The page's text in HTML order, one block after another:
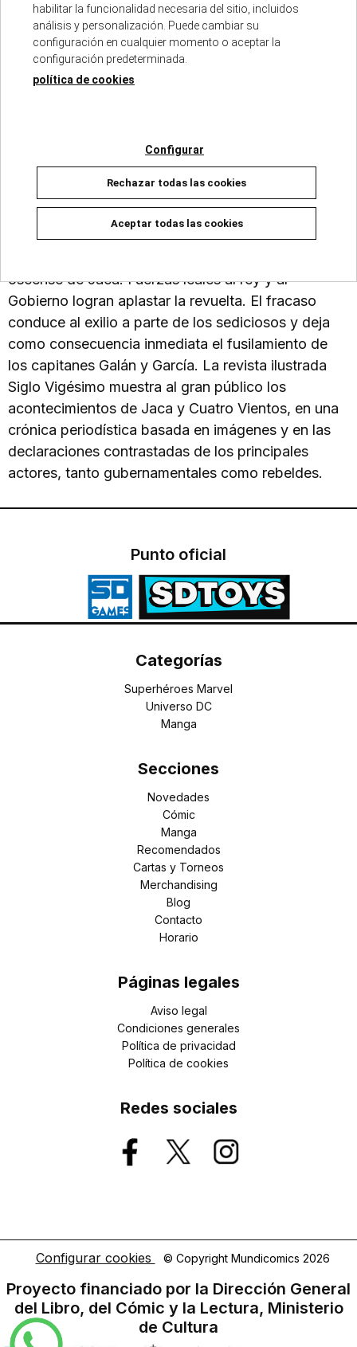
Autores : DANIEL TOMÁS - JUANARETE - JUANRA
FERNÁNDEZ
Número de páginas : 63
Colección : HISTORIA DE ESPAÑA EN VIÑETAS
español lleva a cabo una sublevación civil y militar
para subvertir el orden monárquico e instaurar la
insurgentes solo se alzan en el aeródromo
oscense de Jaca. Fuerzas leales al rey y al
Gobierno logran aplastar la revuelta. El fracaso
conduce al exilio a parte de los sediciosos y deja
como consecuencia inmediata el fusilamiento de
los capitanes Galán y García. La revista ilustrada
Siglo Vigésimo muestra al gran público los
acontecimientos de Jaca y Cuatro Vientos, en una
crónica periodística basada en imágenes y en las
declaraciones contrastadas de los principales
actores, tanto gubernamentales como rebeldes.
Punto oficial
Categorías
Superhéroes Marvel
Universo DC
Manga
Secciones
Novedades
Cómic
Manga
Recomendados
Cartas y Torneos
Merchandising
Blog
Contacto
Horario
Páginas legales
Aviso legal
Condiciones generales
Política de privacidad
Política de cookies
Redes sociales
Configurar cookies © Copyright Mundicomics 2026
Proyecto financiado por la Dirección General
del Libro, del Cómic y la Lectura, Ministerio
de Cultura
habilitar la funcionalidad necesaria del sitio, incluidos
análisis y personalización. Puede cambiar su
configuración en cualquier momento o aceptar la
configuración predeterminada.
política de cookies
Configurar
Rechazar todas las cookies
Aceptar todas las cookies